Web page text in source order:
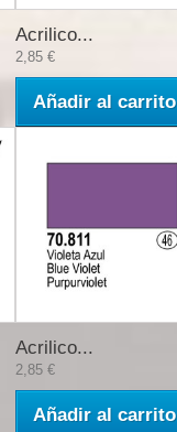
Acrilico...
2,85 €
Añadir al carrito
Acrilico...
2,85 €
Añadir al carrito